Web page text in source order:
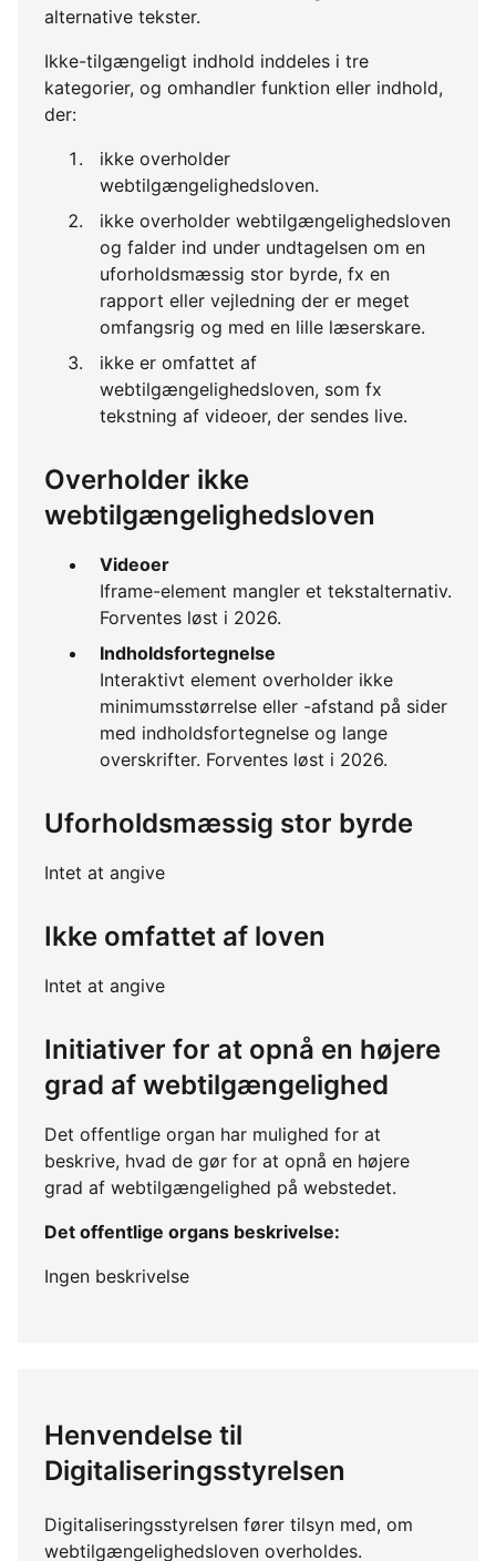
alternative tekster.
Ikke-tilgængeligt indhold inddeles i tre
kategorier, og omhandler funktion eller indhold,
der:
ikke overholder
webtilgængelighedsloven.
ikke overholder webtilgængelighedsloven
og falder ind under undtagelsen om en
uforholdsmæssig stor byrde, fx en
rapport eller vejledning der er meget
omfangsrig og med en lille læserskare.
ikke er omfattet af
webtilgængelighedsloven, som fx
tekstning af videoer, der sendes live.
Overholder ikke
webtilgængelighedsloven
Videoer
Iframe-element mangler et tekstalternativ.
Forventes løst i 2026.
Indholdsfortegnelse
Interaktivt element overholder ikke
minimumsstørrelse eller -afstand på sider
med indholdsfortegnelse og lange
overskrifter. Forventes løst i 2026.
Uforholdsmæssig stor byrde
Intet at angive
Ikke omfattet af loven
Intet at angive
Initiativer for at opnå en højere
grad af webtilgængelighed
Det offentlige organ har mulighed for at
beskrive, hvad de gør for at opnå en højere
grad af webtilgængelighed på webstedet.
Det offentlige organs beskrivelse:
Ingen beskrivelse
Henvendelse til
Digitaliseringsstyrelsen
Digitaliseringsstyrelsen fører tilsyn med, om
webtilgængelighedsloven overholdes.